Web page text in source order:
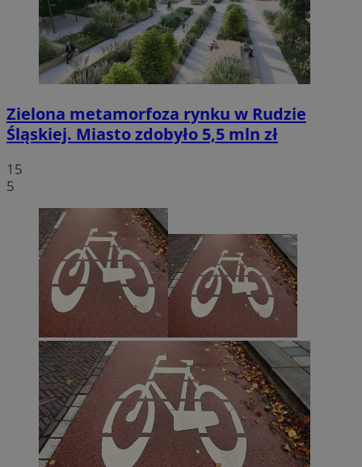
Zielona metamorfoza rynku w Rudzie
Śląskiej. Miasto zdobyło 5,5 mln zł
15
5